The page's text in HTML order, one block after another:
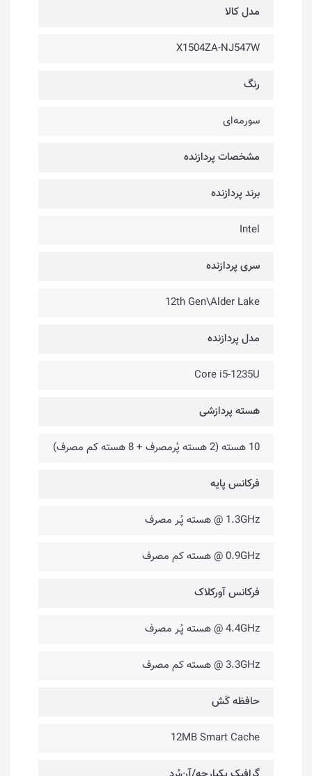
مدل کالا
X1504ZA-NJ547W
رنگ
سورمه‌ای
مشخصات پردازنده
برند پردازنده
Intel
سری پردازنده
12th Gen\Alder Lake
مدل پردازنده
Core i5-1235U
هسته پردازشی
10 هسته (2 هسته پُرمصرف + 8 هسته کم مصرف)
فرکانس پایه
1.3GHz @ هسته پُـر مصرف
0.9GHz @ هسته کم مصرف
فرکانس آورکلاک
4.4GHz @ هسته پُـر مصرف
3.3GHz @ هسته کم مصرف
حافظه کَش
12MB Smart Cache